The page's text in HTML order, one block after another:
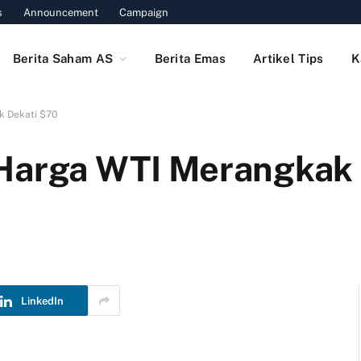
Announcement Campaign
Berita Saham AS Berita Emas Artikel Tips
Dekati $70
WTI
LinkedIn